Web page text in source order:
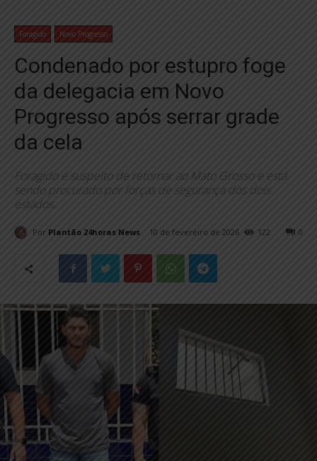
Foragido Novo Progresso
Condenado por estupro foge
da delegacia em Novo
Progresso após serrar grade
da cela
Foragido é suspeito de retornar ao Mato Grosso e está
sendo procurado por forças de segurança dos dois
estados.
Por Plantão 24horas News 10 de fevereiro de 2026 0
122